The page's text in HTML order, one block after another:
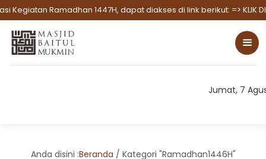
Kegiatan Ramadhan 1447H, dapat diakses di link berikut:=> KLIK
Jumat, 7
Anda disini :Beranda / Kategori "Ramadhan1446H"